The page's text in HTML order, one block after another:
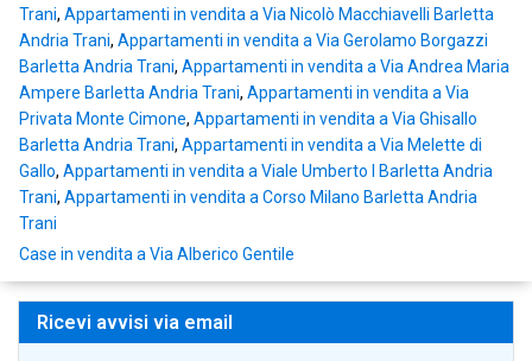
Trani, Appartamenti in vendita a Via Nicolò Macchiavelli Barletta
Andria Trani, Appartamenti in vendita a Via Gerolamo Borgazzi
Barletta Andria Trani, Appartamenti in vendita a Via Andrea Maria
Ampere Barletta Andria Trani, Appartamenti in vendita a Via
Privata Monte Cimone, Appartamenti in vendita a Via Ghisallo
Barletta Andria Trani, Appartamenti in vendita a Via Melette di
Gallo, Appartamenti in vendita a Viale Umberto I Barletta Andria
Trani, Appartamenti in vendita a Corso Milano Barletta Andria
Trani
Case in vendita a Via Alberico Gentile
Ricevi avvisi via email